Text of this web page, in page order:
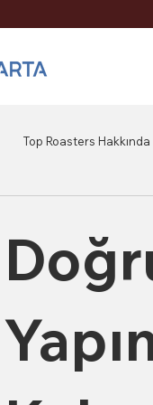
Top Roasters Hakkında